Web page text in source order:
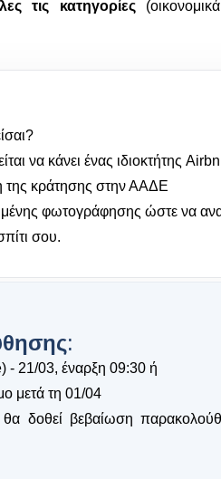
τις κατηγορίες
να κάνει ένας ιδιοκτήτης
της κράτησης στην ΑΑΔΕ
φωτογράφησης ώστε να
σου.
:
- 21/03, έναρξη 09:30 ή
μετά τη 01/04
δοθεί βεβαίωση